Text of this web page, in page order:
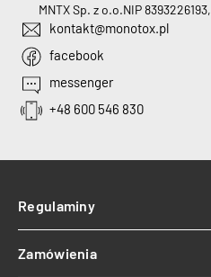
MNTX Sp. z o.o.NIP
kontakt@monotox.pl
facebook
messenger
+48 600 546 830
Regulaminy
Zamówienia